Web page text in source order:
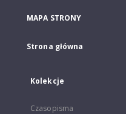
MAPA STRONY
Strona główna
Kolekcje
Czasopisma